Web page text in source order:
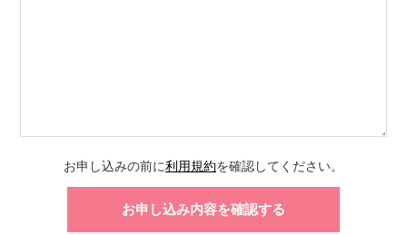
お申し込みの前に利用規約を確認してください。